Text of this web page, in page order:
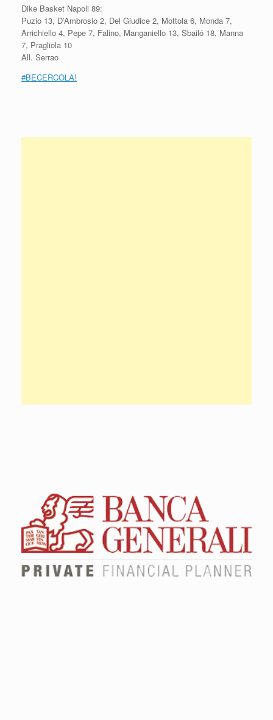
Dike Basket Napoli 89:
Puzio 13, D’Ambrosio 2, Del Giudice 2, Mottola 6, Monda 7,
Arrichiello 4, Pepe 7, Falino, Manganiello 13, Sbailó 18, Manna
7, Pragliola 10
All. Serrao
#BECERCOLA!